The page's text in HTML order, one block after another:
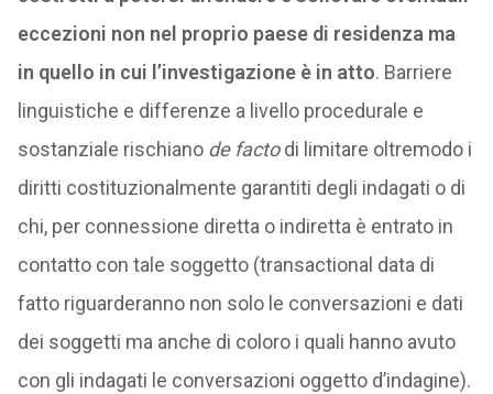
eccezioni non nel proprio paese di residenza ma
in quello in cui l’investigazione è in atto. Barriere
linguistiche e differenze a livello procedurale e
sostanziale rischiano de factodi limitare oltremodo i
diritti costituzionalmente garantiti degli indagati o di
chi, per connessione diretta o indiretta è entrato in
contatto con tale soggetto (transactional data di
fatto riguarderanno non solo le conversazioni e dati
dei soggetti ma anche di coloro i quali hanno avuto
con gli indagati le conversazioni oggetto d’indagine).